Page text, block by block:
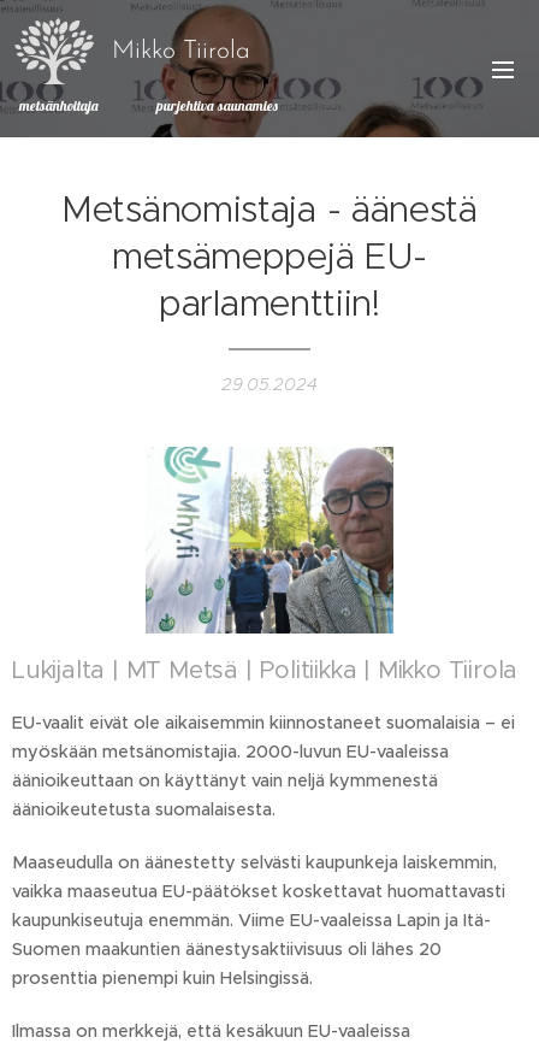
Mikko Tiirola
metsänhoitaja purjehtiva saunamies
Metsänomistaja - äänestä
metsämeppejä EU-
parlamenttiin!
29.05.2024
Lukijalta | MT Metsä | Politiikka | Mikko Tiirola
EU-vaalit eivät ole aikaisemmin kiinnostaneet suomalaisia – ei
myöskään metsänomistajia. 2000-luvun EU-vaaleissa
äänioikeuttaan on käyttänyt vain neljä kymmenestä
äänioikeutetusta suomalaisesta.
Maaseudulla on äänestetty selvästi kaupunkeja laiskemmin,
vaikka maaseutua EU-päätökset koskettavat huomattavasti
kaupunkiseutuja enemmän. Viime EU-vaaleissa Lapin ja Itä-
Suomen maakuntien äänestysaktiivisuus oli lähes 20
prosenttia pienempi kuin Helsingissä.
Ilmassa on merkkejä, että kesäkuun EU-vaaleissa